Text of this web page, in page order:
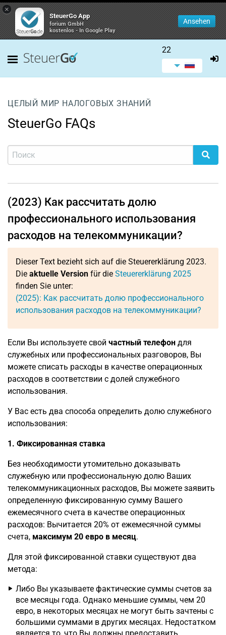
×
SteuerGo App
forium GmbH
kostenlos - In Google Play
Ansehen
22
ЦЕЛЫЙ МИР НАЛОГОВЫХ ЗНАНИЙ
SteuerGo FAQs
(2023) Как рассчитать долю
профессионального использования
расходов на телекоммуникации?
Dieser Text bezieht sich auf die Steuererklärung 2023.
Die aktuelle Version für die Steuererklärung 2025
finden Sie unter:
(2025): Как рассчитать долю профессионального
использования расходов на телекоммуникации?
Если Вы используете свой частный телефон для
служебных или профессиональных разговоров, Вы
можете списать расходы в качестве операционных
расходов в соответствии с долей служебного
использования.
У Вас есть два способа определить долю служебного
использования:
1. Фиксированная ставка
Без необходимости утомительно доказывать
служебную или профессиональную долю Ваших
телекоммуникационных расходов, Вы можете заявить
определенную фиксированную сумму Вашего
ежемесячного счета в качестве операционных
расходов: Вычитается 20% от ежемесячной суммы
счета, максимум 20 евро в месяц.
Для этой фиксированной ставки существуют два
метода:
Либо Вы указываете фактические суммы счетов за
все месяцы года. Однако меньшие суммы, чем 20
евро, в некоторых месяцах не могут быть зачтены с
большими суммами в других месяцах. Недостатком